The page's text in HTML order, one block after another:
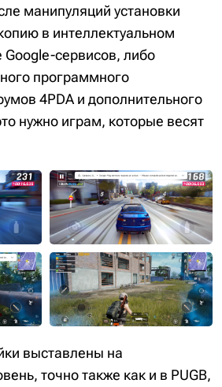
манипуляций установки
в интеллектуальном
сервисов, либо
программного
4PDA и дополнительного
нужно играм, которые весят
выставлены на
точно также как и в PUGB,